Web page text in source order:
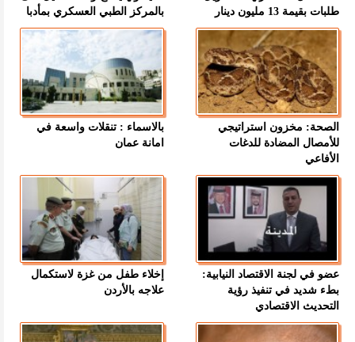
طلبات بقيمة 13 مليون دينار
بالمركز الطبي العسكري بمأدبا
الصحة: مخزون استراتيجي
للأمصال المضادة للدغات
الأفاعي
بالاسماء : تنقلات واسعة في
امانة عمان
عضو في لجنة الاقتصاد النيابية:
بطء شديد في تنفيذ رؤية
التحديث الاقتصادي
إخلاء طفل من غزة لاستكمال
علاجه بالأردن